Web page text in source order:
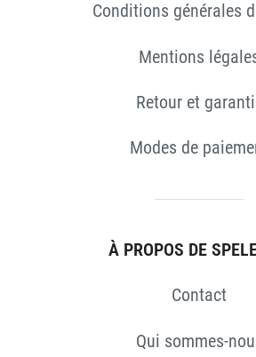
Conditions générales
Mentions
Retour et
Modes de
À PROPOS DE
Contact
Qui sommes-